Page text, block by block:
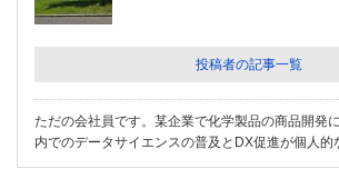
投稿者の記事一覧
ただの会社員です。某企業で化学製品の商品開発
内でのデータサイエンスの普及とDX促進が個人的